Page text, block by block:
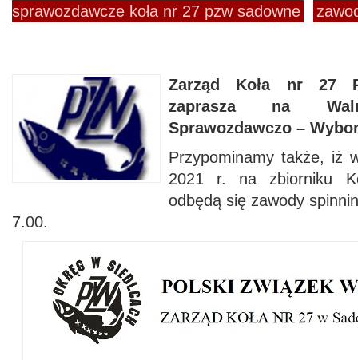
sprawozdawcze koła nr 27 pzw sadowne
Zarząd Koła nr 27
zaprasza na
Sprawozdawczo –
Przypominamy także, iż
2021 r. na zbiorniku
odbędą się zawody
7.00.